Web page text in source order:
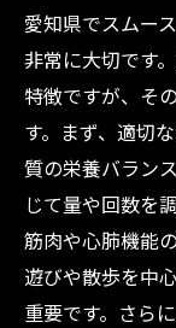
愛知県でスムー
非常に大切です
特徴ですが、そ
す。まず、適切
質の栄養バラン
じて量や回数を
筋肉や心肺機能
遊びや散歩を中
重要です。さら